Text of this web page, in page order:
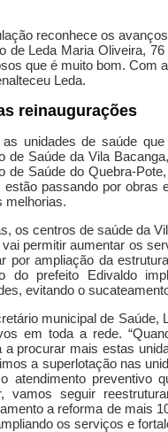
reconhece os
de Leda Maria Oliveira,
que é muito bom. Com
Leda.
reinaugurações
as unidades de saúde
de Saúde da Vila
de Saúde do Quebra-
estão passando por obras
melhorias.
os centros de saúde da
permitir aumentar os
por ampliação da
do prefeito Edivaldo
evitando o
municipal de Saúde,
em toda a rede.
a procurar mais estas
a superlotação nas
atendimento preventivo
vamos seguir
a reforma de mais
os serviços e